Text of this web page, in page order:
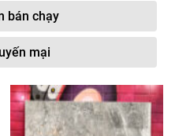
bán chạy
mại